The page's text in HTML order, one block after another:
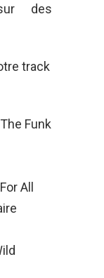
des
track
Funk
All